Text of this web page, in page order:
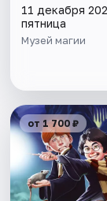
11 декабря
пятница
Музей магии
от 1 700 ₽